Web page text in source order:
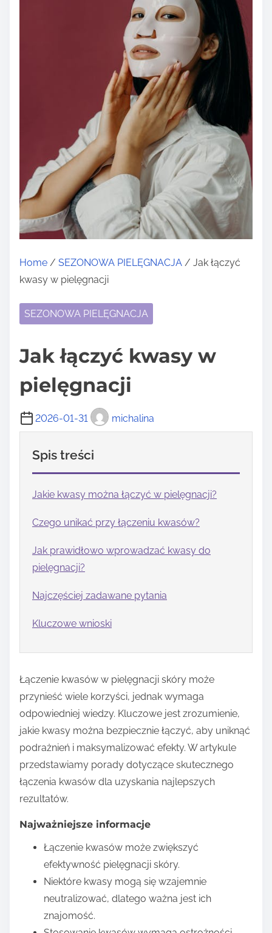
Home / SEZONOWA PIELĘGNACJA / Jak łączyć
kwasy w pielęgnacji
SEZONOWA PIELĘGNACJA
Jak łączyć kwasy w
pielęgnacji
2026-01-31 michalina
Spis treści
Jakie kwasy można łączyć w pielęgnacji?
Czego unikać przy łączeniu kwasów?
Jak prawidłowo wprowadzać kwasy do
pielęgnacji?
Najczęściej zadawane pytania
Kluczowe wnioski
Łączenie kwasów w pielęgnacji skóry może
przynieść wiele korzyści, jednak wymaga
odpowiedniej wiedzy. Kluczowe jest zrozumienie,
jakie kwasy można bezpiecznie łączyć, aby uniknąć
podrażnień i maksymalizować efekty. W artykule
przedstawiamy porady dotyczące skutecznego
łączenia kwasów dla uzyskania najlepszych
rezultatów.
Najważniejsze informacje
Łączenie kwasów może zwiększyć
efektywność pielęgnacji skóry.
Niektóre kwasy mogą się wzajemnie
neutralizować, dlatego ważna jest ich
znajomość.